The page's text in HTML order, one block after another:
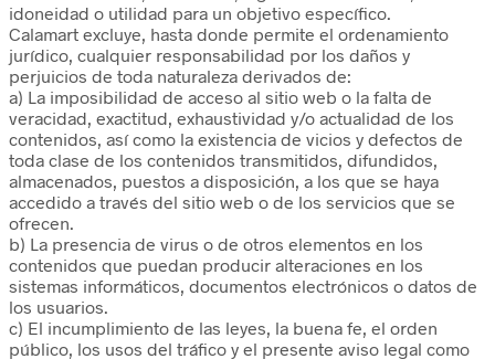
idoneidad o utilidad para un objetivo específico.
Calamart excluye, hasta donde permite el ordenamiento
jurídico, cualquier responsabilidad por los daños y
perjuicios de toda naturaleza derivados de:
a) La imposibilidad de acceso al sitio web o la falta de
veracidad, exactitud, exhaustividad y/o actualidad de los
contenidos, así como la existencia de vicios y defectos de
toda clase de los contenidos transmitidos, difundidos,
almacenados, puestos a disposición, a los que se haya
accedido a través del sitio web o de los servicios que se
ofrecen.
b) La presencia de virus o de otros elementos en los
contenidos que puedan producir alteraciones en los
sistemas informáticos, documentos electrónicos o datos de
los usuarios.
c) El incumplimiento de las leyes, la buena fe, el orden
público, los usos del tráfico y el presente aviso legal como